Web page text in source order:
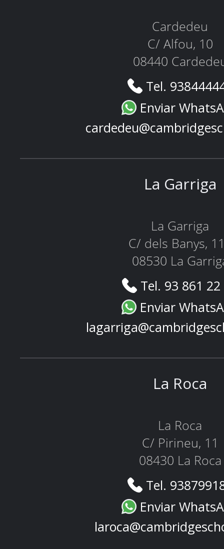
Cardedeu
C/ Alfou, 10
08440
Tel.
Enviar
La Garriga
La Garriga
C/ dels Banys,
08530 La
Tel. 93 861
Enviar
La Roca
La Roca
C/ Pirineu, 11
08430 La Roca
Tel.
Enviar